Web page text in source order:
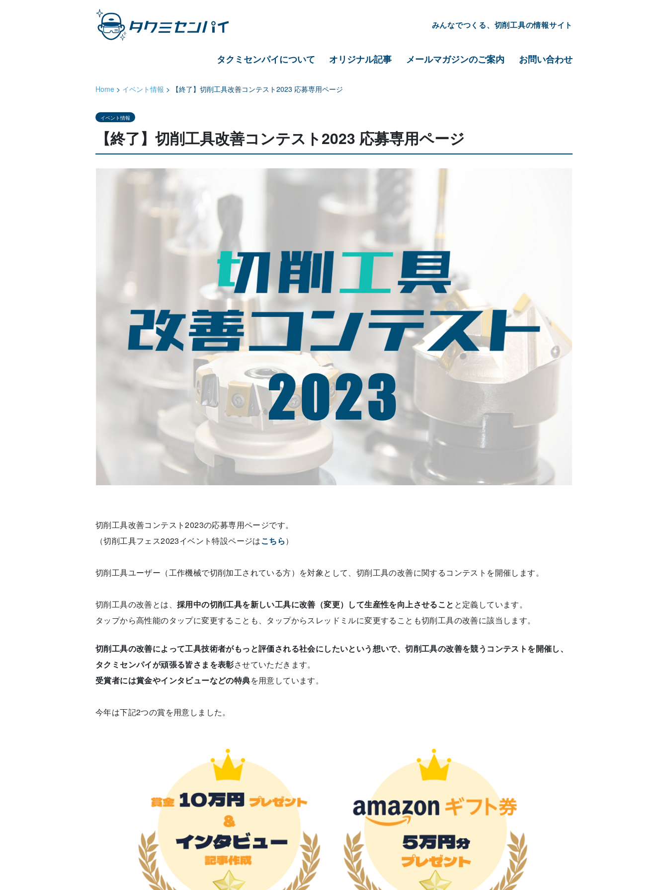
みんなでつくる、切削工具の情報サイト
タクミセンパイについて オリジナル記事 メールマガジンのご案内 お問い合わせ
Home > イベント情報 > 【終了】切削工具改善コンテスト2023 応募専用ページ
イベント情報
【終了】切削工具改善コンテスト2023 応募専用ページ
切削工具改善コンテスト2023の応募専用ページです。
（切削工具フェス2023イベント特設ページはこちら）
切削工具ユーザー（工作機械で切削加工されている方）を対象として、切削工具の改善に関するコンテストを開催します。
切削工具の改善とは、 採用中の切削工具を新しい工具に改善（変更）して生産性を向上させること と定義しています。
タップから高性能のタップに変更することも、タップからスレッドミルに変更することも切削工具の改善に該当します。
切削工具の改善によって工具技術者がもっと評価される社会にしたいという想いで、切削工具の改善を競うコンテストを開催し、
タクミセンパイが頑張る皆さまを表彰させていただきます。
受賞者には賞金やインタビューなどの特典を用意しています。
今年は下記2つの賞を用意しました。